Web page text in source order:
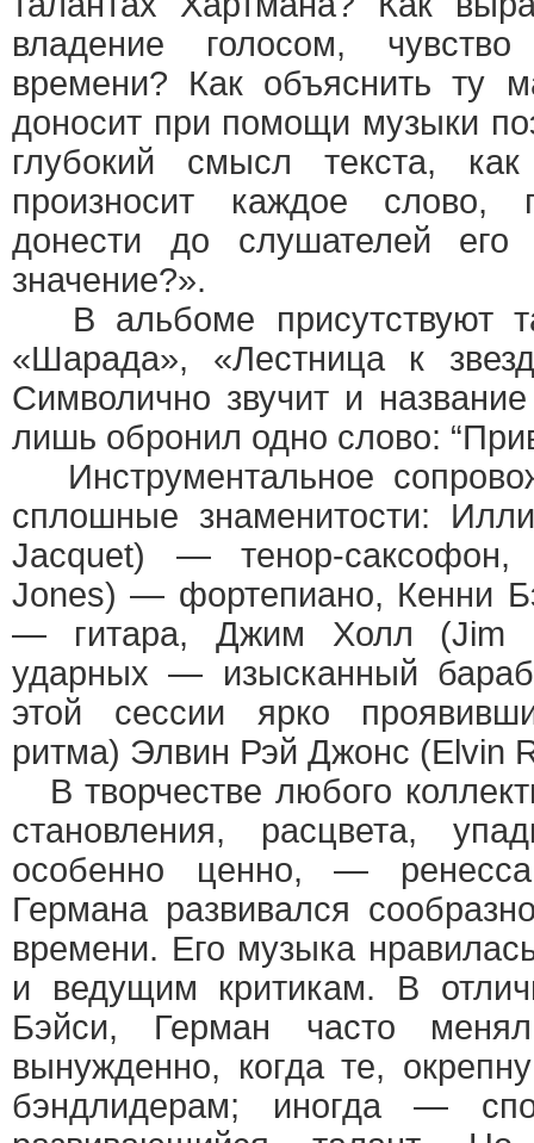
владение голосом,
времени? Как объяснить ту
доносит при помощи музыки
глубокий смысл текста,
произносит каждое слово,
донести до слушателей
значение?».
В альбоме присутствуют
«Шарада», «Лестница к
Символично звучит и
лишь обронил одно слово:
Инструментальное
сплошные знаменитости:
Jacquet) — тенор-
Jones) — фортепиано, Кенни
— гитара, Джим Холл (Jim
ударных — изысканный
этой сессии ярко
ритма) Элвин Рэй Джонс (Elvin
В творчестве любого
становления, расцвета,
особенно ценно, —
Германа развивался
времени. Его музыка
и ведущим критикам. В
Бэйси, Герман часто
вынужденно, когда те,
бэндлидерам; иногда —